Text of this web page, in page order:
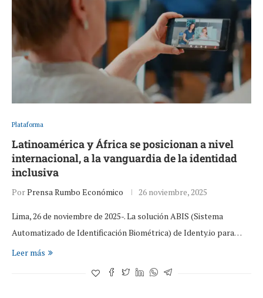
Plataforma
Latinoamérica y África se posicionan a nivel
internacional, a la vanguardia de la identidad
inclusiva
PorPrensa Rumbo Económico 26 noviembre, 2025
Lima, 26 de noviembre de 2025-. La solución ABIS (Sistema
Automatizado de Identificación Biométrica) de Identy.io para…
Leer más